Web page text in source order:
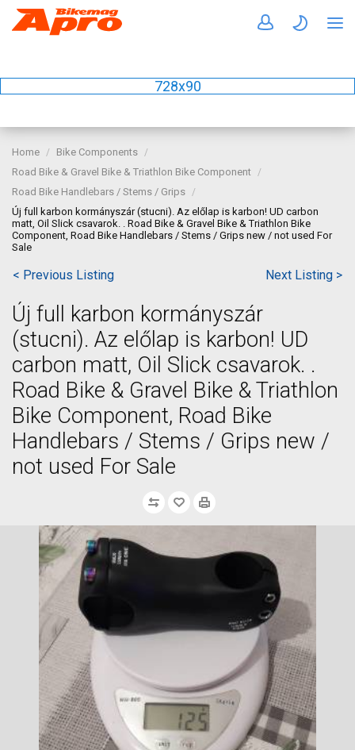
728x90
Home
Bike Components
Road Bike & Gravel Bike & Triathlon Bike Component
Road Bike Handlebars / Stems / Grips
Új full karbon kormányszár (stucni). Az előlap is karbon! UD carbon
matt, Oil Slick csavarok. . Road Bike & Gravel Bike & Triathlon Bike
Component, Road Bike Handlebars / Stems / Grips new / not used For
Sale
< Previous Listing Next Listing >
Új full karbon kormányszár
(stucni). Az előlap is karbon! UD
carbon matt, Oil Slick csavarok. .
Road Bike & Gravel Bike & Triathlon
Bike Component, Road Bike
Handlebars / Stems / Grips new /
not used For Sale